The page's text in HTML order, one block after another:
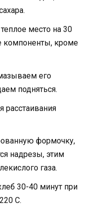
место на 30
компоненты, кроме
его
подняться.
расстаивания
формочку,
надрезы, этим
газа.
30-40 минут при
С.